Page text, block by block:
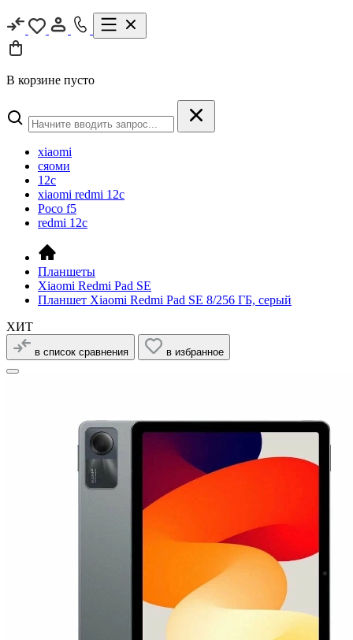
В корзине пусто
xiaomi
сяоми
12c
xiaomi redmi 12c
Poco f5
redmi 12c
Планшеты
Xiaomi Redmi Pad SE
Планшет Xiaomi Redmi Pad SE 8/256 ГБ, серый
ХИТ
в список сравнения в избранное